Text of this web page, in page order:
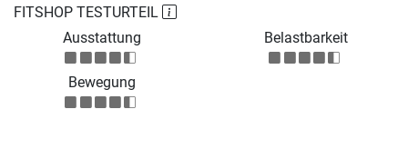
FITSHOP TESTURTEIL
Ausstattung
Belastbarkeit
Bewegung